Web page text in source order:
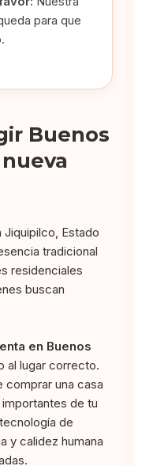
para que
Buenos
Jiquipilco, Estado
tradicional
residenciales
buscan
en Buenos
al lugar correcto.
comprar una casa
de tu
de
y calidez humana